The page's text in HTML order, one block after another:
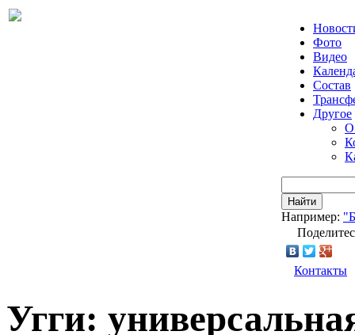
Фото
Видео
Состав
Другое
О
Найти
Например:
Контакты
Угги: